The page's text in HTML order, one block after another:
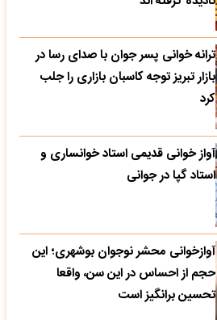
ترانه خوانی پسر جوان با صدای رسا در
بازار تبریز توجه کاسبان بازاری را جلب
کرد
آواز خوانی قدیمی استاد خوانساری و
استاد گپا در جوانی
آوازخوانی محشر نوجوان بوشهری؛ این
حجم از احساس در این سن، واقعا
تحسین‌ برانگیز است